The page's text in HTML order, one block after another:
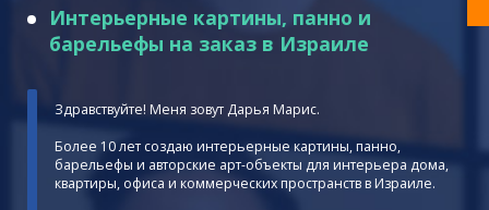
Интерьерные картины, панно и
барельефы на заказ в Израиле
Здравствуйте! Меня зовут Дарья Марис.
Более 10 лет cоздаю интерьерные картины, панно,
барельефы и авторские арт-объекты для интерьера дома,
квартиры, офиса и коммерческих пространств в Израиле.